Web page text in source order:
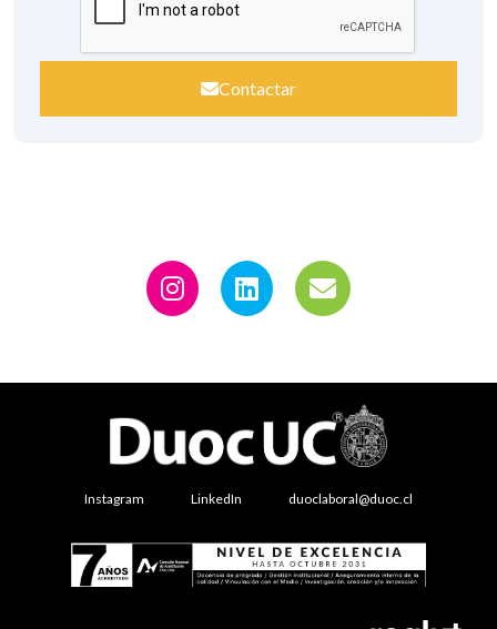
Contactar
Instagram LinkedIn duoclaboral@duoc.cl